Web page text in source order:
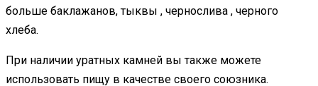
больше баклажанов, тыквы , чернослива , черного
хлеба.
При наличии уратных камней вы также можете
использовать пищу в качестве своего союзника.